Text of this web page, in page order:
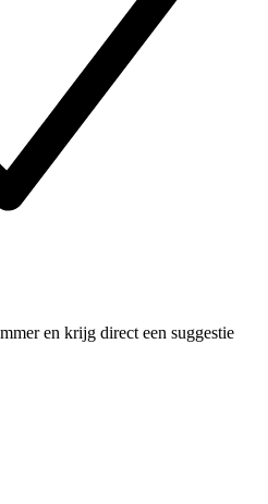
en krijg direct een suggestie